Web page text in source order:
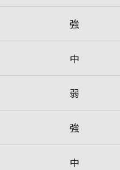
強
中
弱
強
中